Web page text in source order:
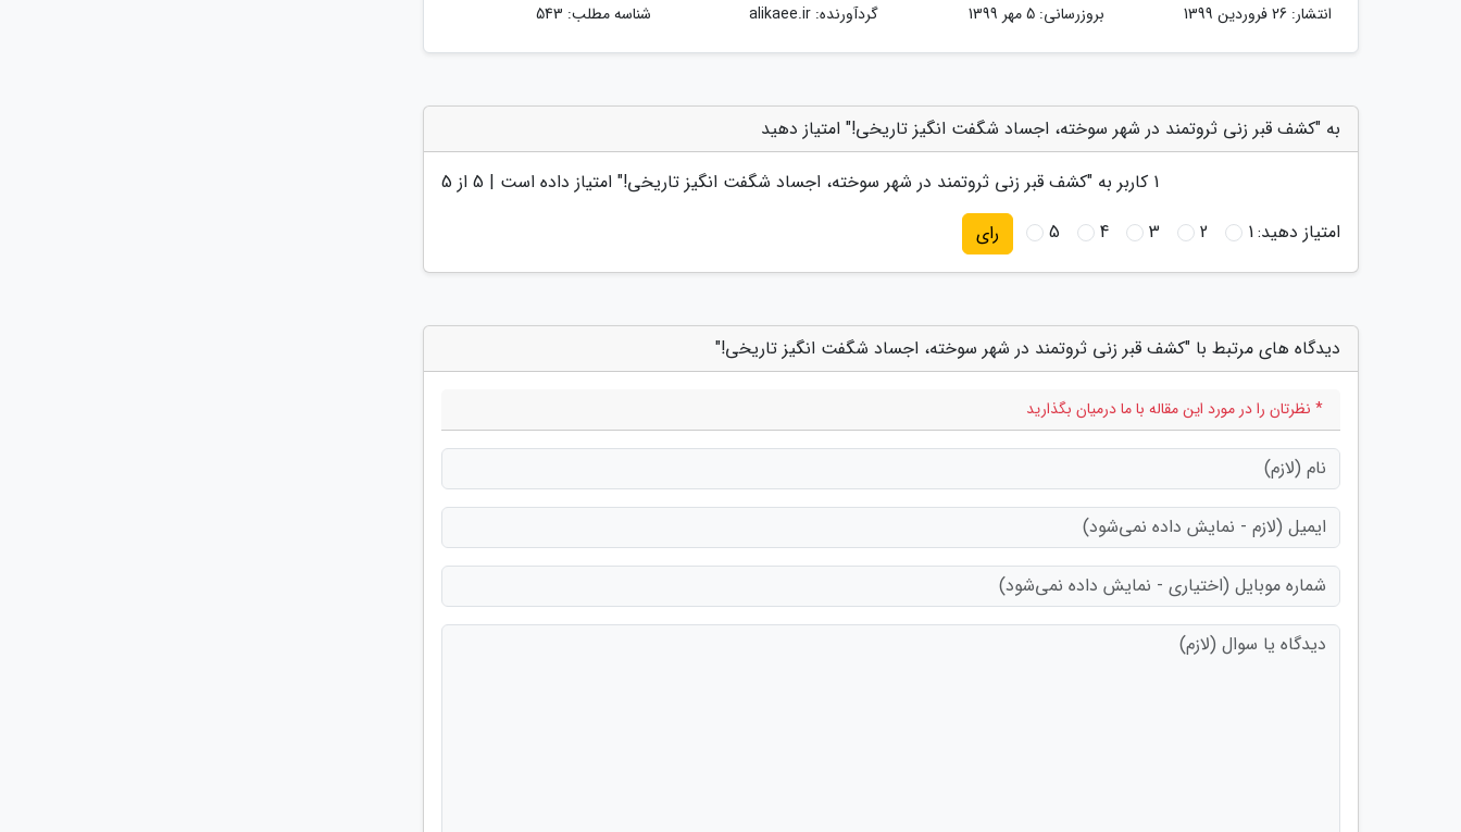
انتشار: 26 فروردین 1399 بروزرسانی: 5 مهر 1399 گردآورنده:alikaee.ir شناسه مطلب: 543
به "کشف قبر زنی ثروتمند در شهر سوخته، اجساد شگفت انگیز تاریخی!" امتیاز دهید
1 کاربر به "کشف قبر زنی ثروتمند در شهر سوخته، اجساد شگفت انگیز تاریخی!" امتیاز داده است | 5 از 5
امتیاز دهید:1
2
3
4
5 رای
دیدگاه های مرتبط با "کشف قبر زنی ثروتمند در شهر سوخته، اجساد شگفت انگیز تاریخی!"
* نظرتان را در مورد این مقاله با ما درمیان بگذارید